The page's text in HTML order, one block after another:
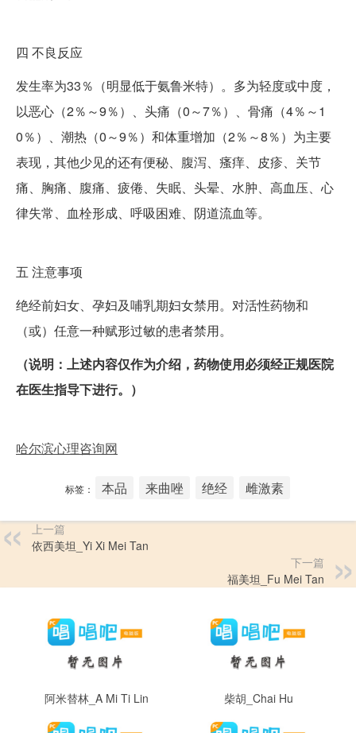
四 不良反应
发生率为33％（明显低于氨鲁米特）。多为轻度或中度，
以恶心（2％～9％）、头痛（0～7％）、骨痛（4％～1
0％）、潮热（0～9％）和体重增加（2％～8％）为主要
表现，其他少见的还有便秘、腹泻、瘙痒、皮疹、关节
痛、胸痛、腹痛、疲倦、失眠、头晕、水肿、高血压、心
律失常、血栓形成、呼吸困难、阴道流血等。
五 注意事项
绝经前妇女、孕妇及哺乳期妇女禁用。对活性药物和
（或）任意一种赋形过敏的患者禁用。
（说明：上述内容仅作为介绍，药物使用必须经正规医院
在医生指导下进行。）
哈尔滨心理咨询网
标签： 本品 来曲唑 绝经 雌激素
上一篇
依西美坦_Yi Xi Mei Tan
下一篇
福美坦_Fu Mei Tan
阿米替林_A Mi Ti Lin 柴胡_Chai Hu